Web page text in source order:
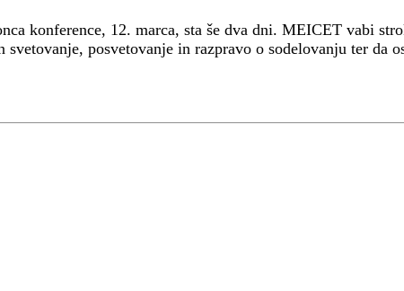
konference, 12. marca, sta še dva dni. MEICET vabi
posvetovanje in razpravo o sodelovanju ter da